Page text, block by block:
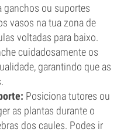
ganchos ou suportes
vasos na tua zona de
voltadas para baixo.
cuidadosamente os
garantindo que as
Posiciona tutores ou
as plantas durante o
dos caules. Podes ir